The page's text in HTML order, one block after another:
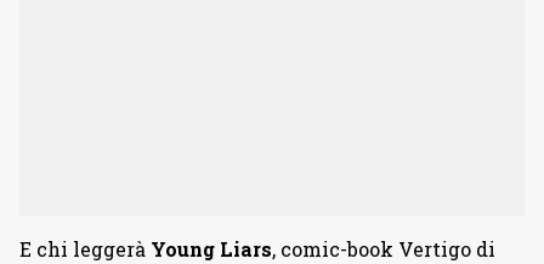
E chi leggerà Young Liars, comic-book Vertigo di